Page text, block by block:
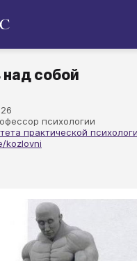
собой
психологии
практической
kozlovni